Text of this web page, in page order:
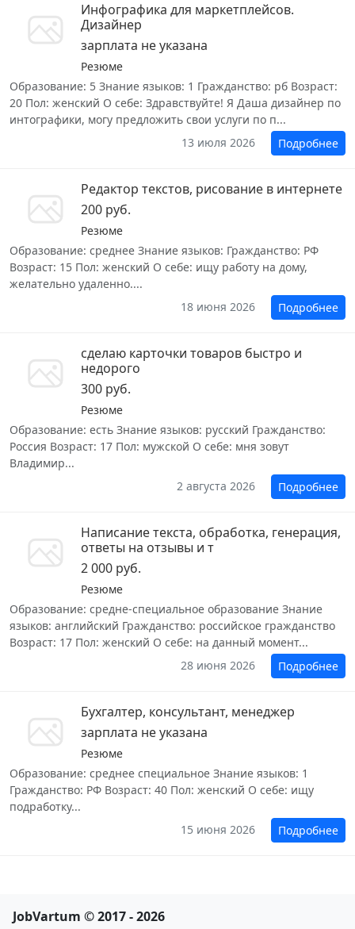
Инфографика для маркетплейсов.
Дизайнер
зарплата не указана
Резюме
Образование: 5 Знание языков: 1 Гражданство: рб Возраст:
20 Пол: женский О себе: Здравствуйте! Я Даша дизайнер по
интографики, могу предложить свои услуги по п...
13 июля 2026
Подробнее
Редактор текстов, рисование в интернете
200 руб.
Резюме
Образование: среднее Знание языков: Гражданство: РФ
Возраст: 15 Пол: женский О себе: ищу работу на дому,
желательно удаленно....
18 июня 2026
Подробнее
сделаю карточки товаров быстро и
недорого
300 руб.
Резюме
Образование: есть Знание языков: русский Гражданство:
Россия Возраст: 17 Пол: мужской О себе: мня зовут
Владимир...
2 августа 2026
Подробнее
Написание текста, обработка, генерация,
ответы на отзывы и т
2 000 руб.
Резюме
Образование: средне-специальное образование Знание
языков: английский Гражданство: российское гражданство
Возраст: 17 Пол: женский О себе: на данный момент...
28 июня 2026
Подробнее
Бухгалтер, консультант, менеджер
зарплата не указана
Резюме
Образование: среднее специальное Знание языков: 1
Гражданство: РФ Возраст: 40 Пол: женский О себе: ищу
подработку...
15 июня 2026
Подробнее
JobVartum © 2017 - 2026